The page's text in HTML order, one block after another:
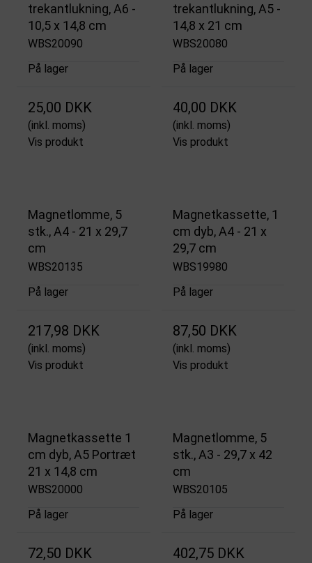
trekantlukning, A6 -
10,5 x 14,8 cm
WBS20090
På lager
25,00 DKK
(inkl. moms)
Vis produkt
trekantlukning, A5 -
14,8 x 21 cm
WBS20080
På lager
40,00 DKK
(inkl. moms)
Vis produkt
Magnetlomme, 5
stk., A4 - 21 x 29,7
cm
WBS20135
På lager
217,98 DKK
(inkl. moms)
Vis produkt
Magnetkassette, 1
cm dyb, A4 - 21 x
29,7 cm
WBS19980
På lager
87,50 DKK
(inkl. moms)
Vis produkt
Magnetkassette 1
cm dyb, A5 Portræt
21 x 14,8 cm
WBS20000
På lager
72,50 DKK
Magnetlomme, 5
stk., A3 - 29,7 x 42
cm
WBS20105
På lager
402,75 DKK